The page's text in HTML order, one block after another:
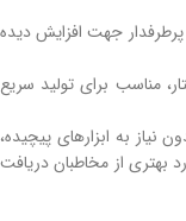
جهت افزایش دیده
مناسب برای تولید سریع
نیاز به ابزارهای پیچیده،
بهتری از مخاطبان دریافت